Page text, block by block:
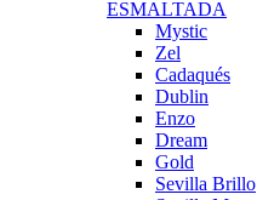
ESMALTADA
Mystic
Zel
Cadaqués
Dublin
Enzo
Dream
Gold
Sevilla Brillo